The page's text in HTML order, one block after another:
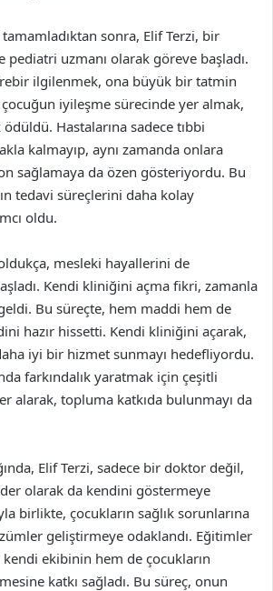
sonra, Elif Terzi, bir
pediatri uzmanı olarak göreve başladı.
ilgilenmek, ona büyük bir tatmin
iyileşme sürecinde yer almak,
Hastalarına sadece tıbbi
kalmayıp, aynı zamanda onlara
sağlamaya da özen gösteriyordu. Bu
tedavi süreçlerini daha kolay
oldu.
mesleki hayallerini de
Kendi kliniğini açma fikri, zamanla
Bu süreçte, hem maddi hem de
hazır hissetti. Kendi kliniğini açarak,
iyi bir hizmet sunmayı hedefliyordu.
farkındalık yaratmak için çeşitli
alarak, topluma katkıda bulunmayı da
Elif Terzi, sadece bir doktor değil,
olarak da kendini göstermeye
birlikte, çocukların sağlık sorunlarına
geliştirmeye odaklandı. Eğitimler
ekibinin hem de çocukların
katkı sağladı. Bu süreç, onun